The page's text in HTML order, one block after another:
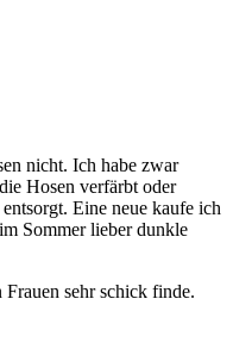
nicht. Ich habe zwar
Hosen verfärbt oder
Eine neue kaufe ich
Sommer lieber dunkle
sehr schick finde.